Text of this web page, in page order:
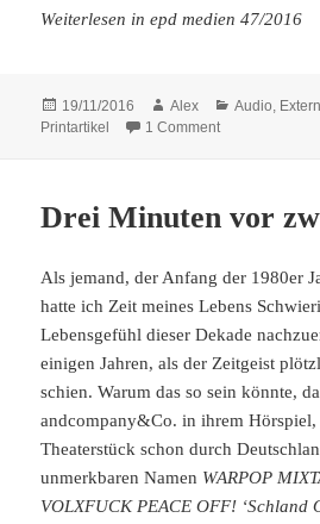
Weiterlesen in epd medien 47/2016
Posted
on
19/11/2016 Author
Alex Categories
Audio
Printartikel
1 Commenton Nur von
Drei Minuten vor
Als jemand, der Anfang der 1980er
hatte ich Zeit meines Lebens
Lebensgefühl dieser Dekade
einigen Jahren, als der Zeitgeist
schien. Warum das so sein könnte,
andcompany&Co. in ihrem Hörspiel,
Theaterstück schon durch
unmerkbaren Namen WARPOP
VOLXFUCK PEACE OFF! ‘Schland